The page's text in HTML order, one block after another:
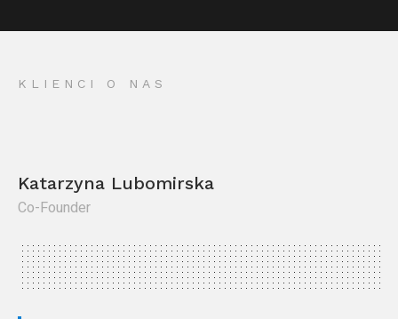
KLIENCI O NAS
Katarzyna Lubomirska
Co-Founder